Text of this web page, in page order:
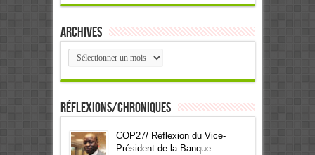
Archives
Archives
Réflexions/Chroniques
COP27/ Réflexion du Vice-
Président de la Banque